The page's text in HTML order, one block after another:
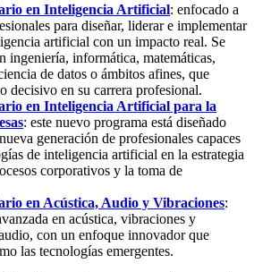
en Inteligencia Artificial: enfocado a
para diseñar, liderar e implementar
artificial con un impacto real. Se
ingeniería, informática, matemáticas,
de datos o ámbitos afines, que
decisivo en su carrera profesional.
en Inteligencia Artificial para la
: este nuevo programa está diseñado
generación de profesionales capaces
de inteligencia artificial en la estrategia
corporativos y la toma de
en Acústica, Audio y Vibraciones:
en acústica, vibraciones y
con un enfoque innovador que
las tecnologías emergentes.